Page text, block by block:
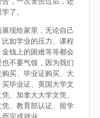
了。
现给家里，无论自己
如学业的压力、课程
钱上的困难等等都会
不要气馁，因为我们
买、毕业证购买、大
毕业证、英国大学文
、加拿大大学文凭、
、教育部认证、留学